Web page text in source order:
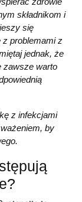
składnikom i
się
z problemami z
jednak, że
zawsze warto
z infekcjami
by